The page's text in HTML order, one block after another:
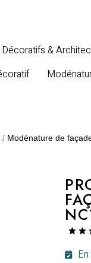
&
/ Modénature de